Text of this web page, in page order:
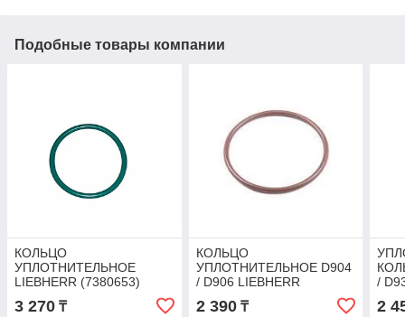
Подобные товары компании
КОЛЬЦО
УПЛОТНИТЕЛЬНОЕ
LIEBHERR (7380653)
3 270 ₸
КОЛЬЦО
УПЛОТНИТЕЛЬНОЕ D904
/ D906 LIEBHERR
(7381779)
2 390₸
/
2